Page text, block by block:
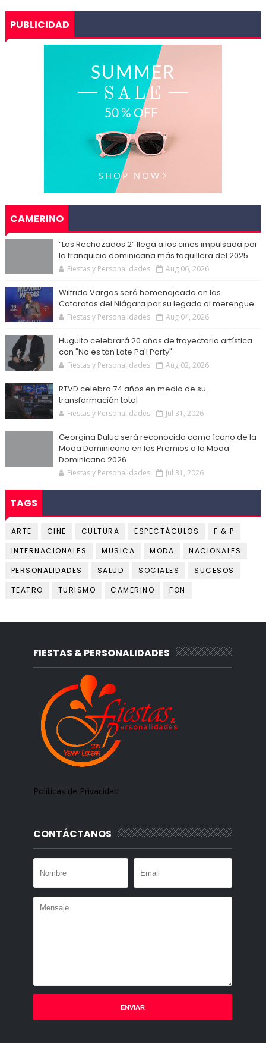
PUBLICIDAD
CAMERINO
“Los Rechazados 2” llega a los cines impulsada por
la franquicia dominicana más taquillera del 2025
Fiestas y Personalidades Aug 06, 2026
Wilfrido Vargas será homenajeado en las
Cataratas del Niágara por su legado al merengue
Fiestas y Personalidades Aug 04, 2026
Huguito celebrará 20 años de trayectoria artística
con "No es tan Late Pa'l Party"
Fiestas y Personalidades Aug 02, 2026
RTVD celebra 74 años en medio de su
transformación total
Fiestas y Personalidades Jul 31, 2026
Georgina Duluc será reconocida como ícono de la
Moda Dominicana en los Premios a la Moda
Dominicana 2026
Fiestas y Personalidades Jul 31, 2026
TAGS
ARTE CINE CULTURA ESPECTÁCULOS
F & P
INTERNACIONALES
MUSICA MODA
NACIONALES
PERSONALIDADES
SALUD SOCIALES
SUCESOS
TEATRO
TURISMO CAMERINO FON
FIESTAS & PERSONALIDADES
Políticas de Privacidad
CONTÁCTANOS